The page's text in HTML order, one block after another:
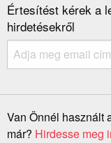
Értesítést kérek a
hirdetésekről
Van Önnél használt
már? Hirdesse meg